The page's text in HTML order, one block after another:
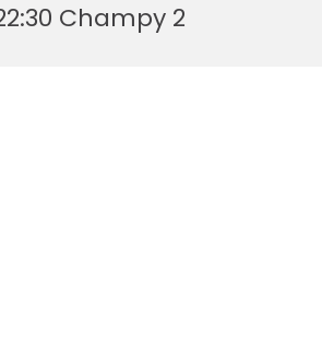
Champy 2